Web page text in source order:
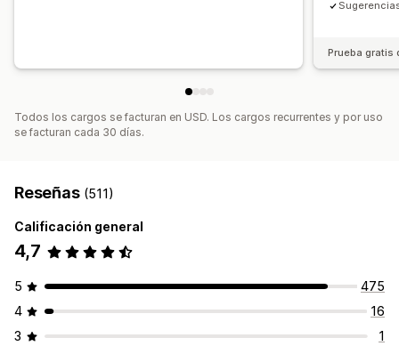
Prueba gratis
Todos los cargos se facturan en USD. Los cargos recurrentes y por uso
se facturan cada 30 días.
Reseñas (511)
Calificación general
4,7
5
475
4
16
3
1